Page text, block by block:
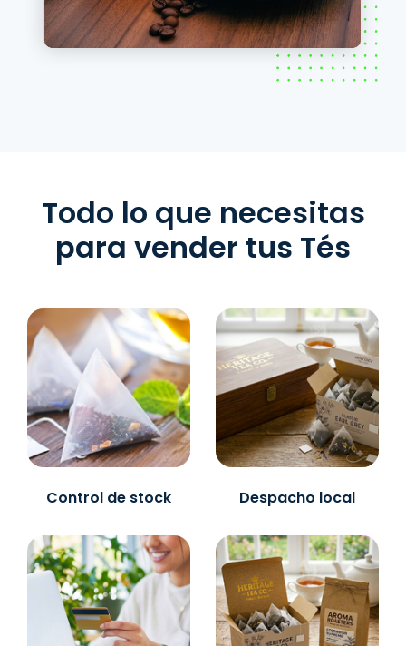
Todo lo que necesitas
para vender tus Tés
Control de stock Despacho local